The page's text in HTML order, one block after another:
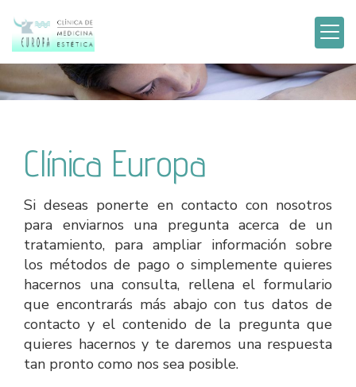
Clínica Europa
Si deseas ponerte en contacto con nosotros
para enviarnos una pregunta acerca de un
tratamiento, para ampliar información sobre
los métodos de pago o simplemente quieres
hacernos una consulta, rellena el formulario
que encontrarás más abajo con tus datos de
contacto y el contenido de la pregunta que
quieres hacernos y te daremos una respuesta
tan pronto como nos sea posible.